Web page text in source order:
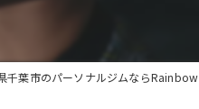
千葉市のパーソナルジムなら